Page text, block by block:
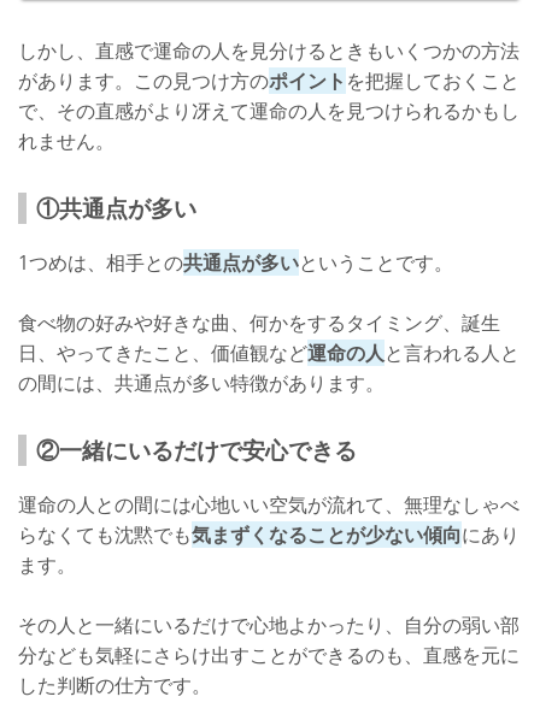
しかし、直感で運命の人を見分けるときもいくつかの方法
があります。この見つけ方のポイント を把握しておくこと
で、その直感がより冴えて運命の人を見つけられるかもし
れません。
①共通点が多い
1つめは、相手との共通点が多いということです。
食べ物の好みや好きな曲、何かをするタイミング、誕生
日、やってきたこと、価値観など運命の人と言われる人と
の間には、共通点が多い特徴があります。
②一緒にいるだけで安心できる
運命の人との間には心地いい空気が流れて、無理なしゃべ
らなくても沈黙でも気まずくなることが少ない傾向にあり
ます。
その人と一緒にいるだけで心地よかったり、自分の弱い部
分なども気軽にさらけ出すことができるのも、直感を元に
した判断の仕方です。